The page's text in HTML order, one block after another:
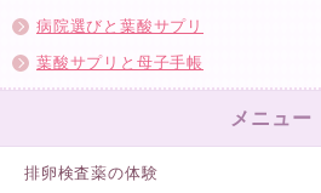
病院選びと葉酸サプリ
葉酸サプリと母子手帳
メニュー
排卵検査薬の体験